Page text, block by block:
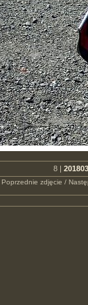
8 |
zdjęcie /